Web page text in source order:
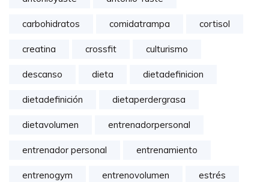
carbohidratos comidatrampa cortisol
creatina crossfit culturismo
descanso dieta dietadefinicion
dietadefinición dietaperdergrasa
dietavolumen entrenadorpersonal
entrenador personal entrenamiento
entrenogym entrenovolumen estrés